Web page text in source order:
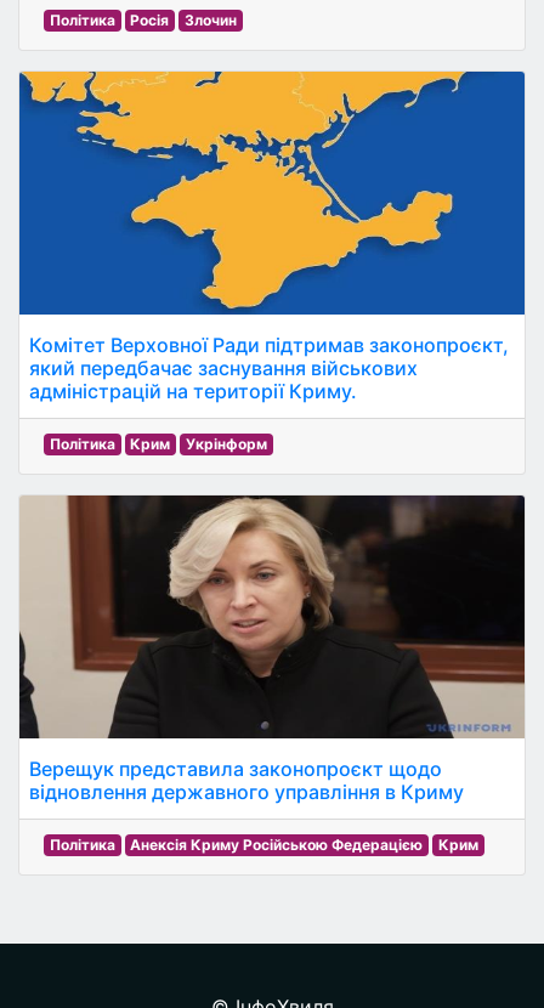
Політика Росія Злочин
Комітет Верховної Ради підтримав законопроєкт,
який передбачає заснування військових
адміністрацій на території Криму.
Політика Крим Укрінформ
Верещук представила законопроєкт щодо
відновлення державного управління в Криму
Політика Анексія Криму Російською Федерацією Крим